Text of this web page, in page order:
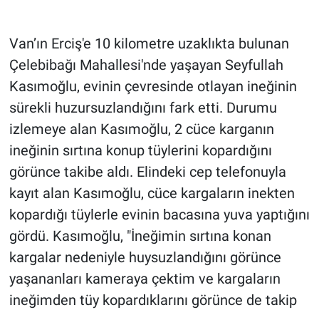
Van’ın Erciş'e 10 kilometre uzaklıkta bulunan
Çelebibağı Mahallesi'nde yaşayan Seyfullah
Kasımoğlu, evinin çevresinde otlayan ineğinin
sürekli huzursuzlandığını fark etti. Durumu
izlemeye alan Kasımoğlu, 2 cüce karganın
ineğinin sırtına konup tüylerini kopardığını
görünce takibe aldı. Elindeki cep telefonuyla
kayıt alan Kasımoğlu, cüce kargaların inekten
kopardığı tüylerle evinin bacasına yuva yaptığını
gördü. Kasımoğlu, "İneğimin sırtına konan
kargalar nedeniyle huysuzlandığını görünce
yaşananları kameraya çektim ve kargaların
ineğimden tüy kopardıklarını görünce de takip
Gün Ortası
Gündem Özel
Günün görüntüsü
Haber
İlan
Kimdir
Koronavirüs